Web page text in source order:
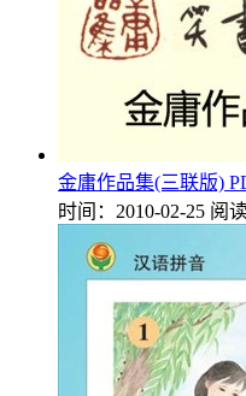
金庸作品集(三联版)
时间：2010-02-25 阅